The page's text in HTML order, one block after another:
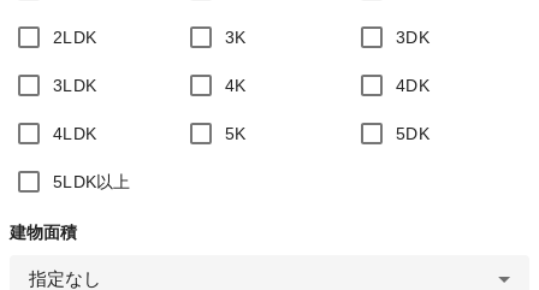
2LDK 3K 3DK
3LDK 4K 4DK
4LDK 5K 5DK
5LDK以上
建物面積
指定なし